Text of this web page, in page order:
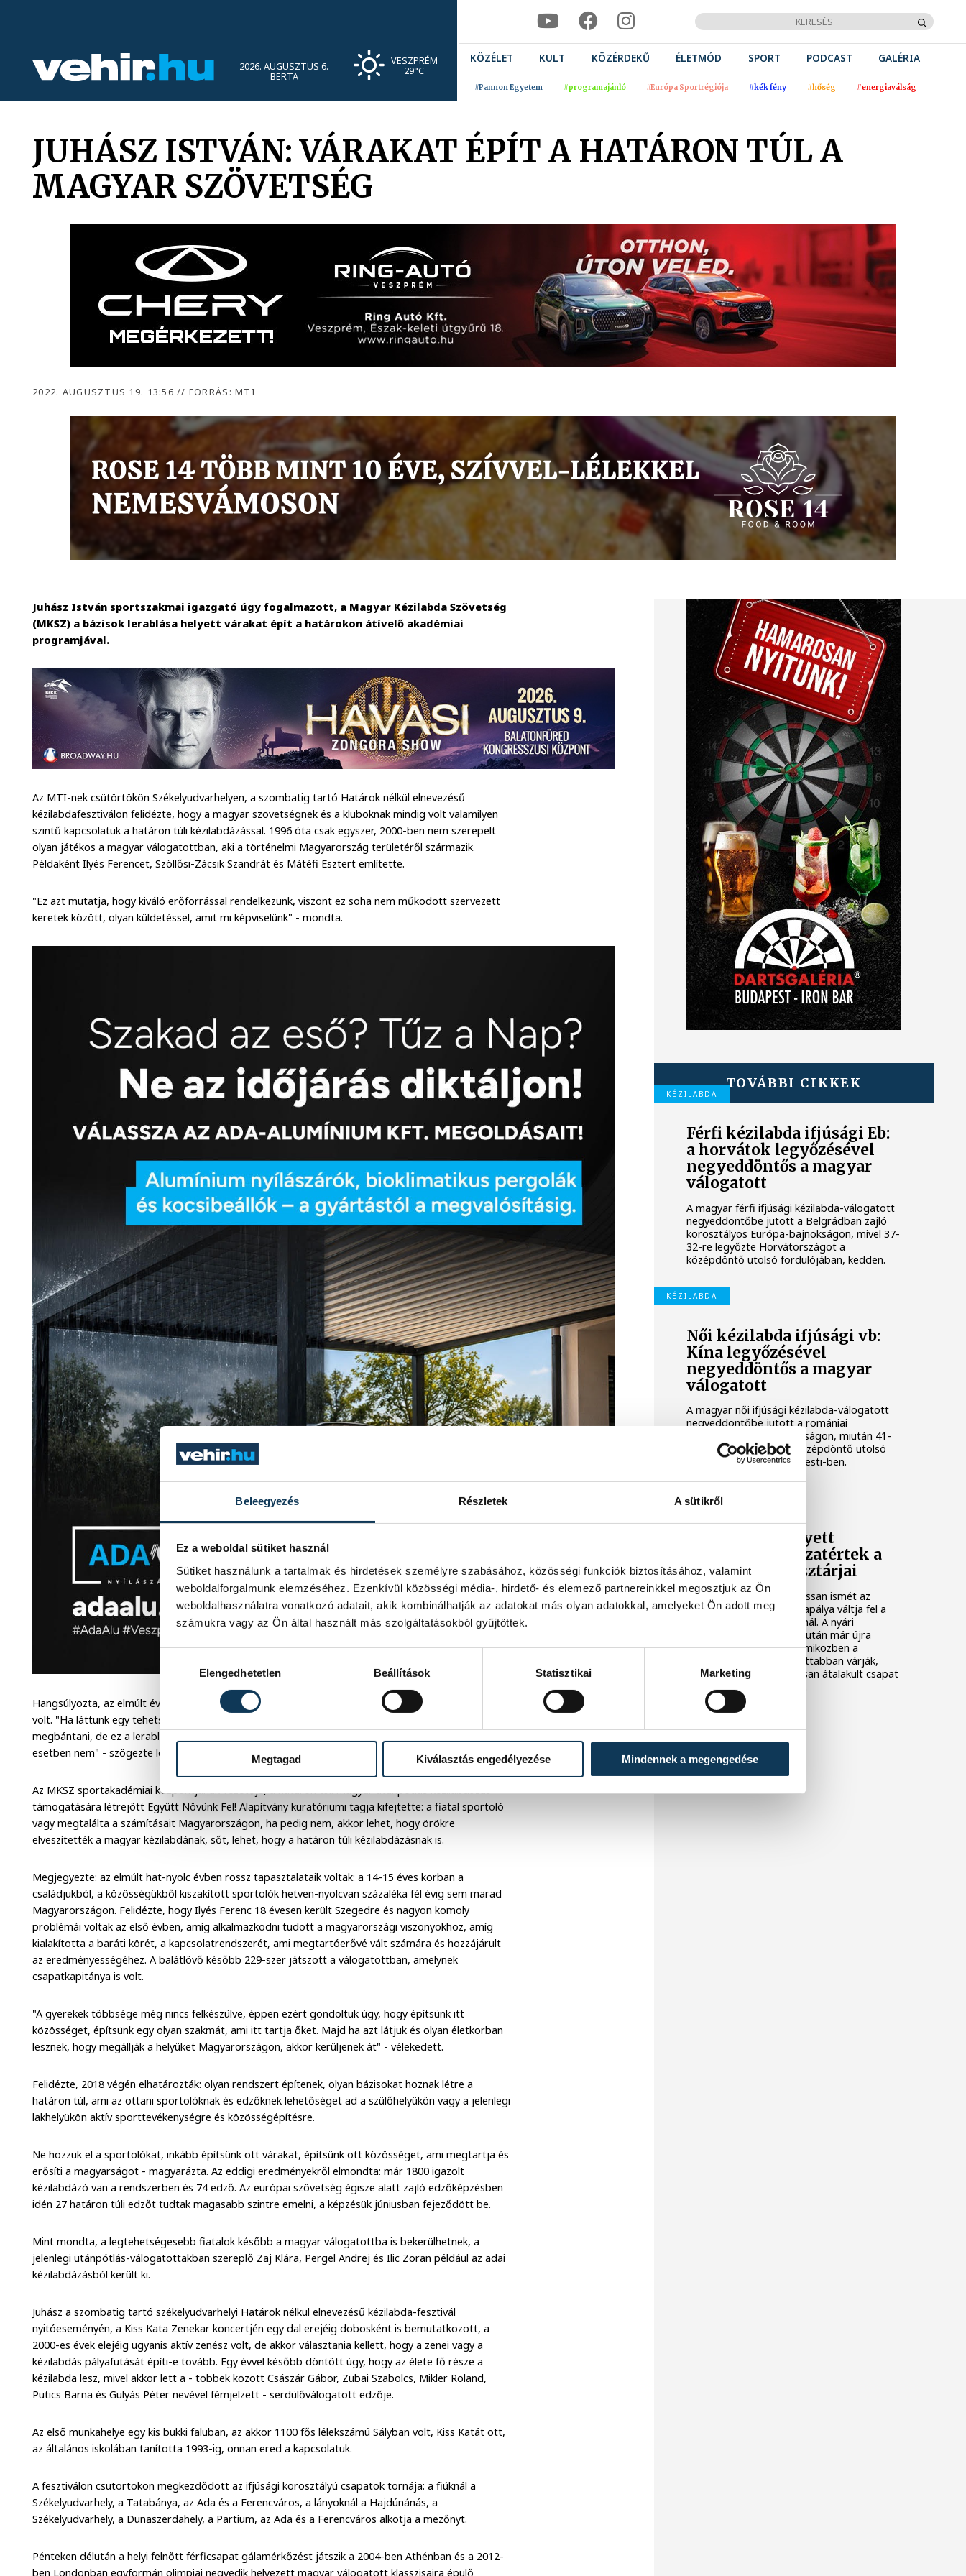
Beleegyezés Részletek A sütikről
Ez a weboldal sütiket használ
Sütiket használunk a tartalmak és hirdetések személyre szabásához, közösségi funkciók biztosításához, valamint
weboldalforgalmunk elemzéséhez. Ezenkívül közösségi média-, hirdető- és elemező partnereinkkel megosztjuk az Ön
weboldalhasználatra vonatkozó adatait, akik kombinálhatják az adatokat más olyan adatokkal, amelyeket Ön adott meg
számukra vagy az Ön által használt más szolgáltatásokból gyűjtöttek.
Elengedhetetlen
Beállítások Statisztikai Marketing
Megtagad Kiválasztás engedélyezése Mindennek a megengedése
2026. AUGUSZTUS 6.
BERTA
VESZPRÉM
29°C
KÖZÉLET KULT KÖZÉRDEKŰ ÉLETMÓD SPORT PODCAST GALÉRIA
#Pannon Egyetem #programajánló #Európa Sportrégiója #kék fény #hőség #energiaválság
JUHÁSZ ISTVÁN: VÁRAKAT ÉPÍT A HATÁRON TÚL A
MAGYAR SZÖVETSÉG
2022. AUGUSZTUS 19. 13:56// FORRÁS: MTI
Juhász István sportszakmai igazgató úgy fogalmazott, a Magyar Kézilabda Szövetség
(MKSZ) a bázisok lerablása helyett várakat épít a határokon átívelő akadémiai
programjával.
Az MTI-nek csütörtökön Székelyudvarhelyen, a szombatig tartó Határok nélkül elnevezésű
kézilabdafesztiválon felidézte, hogy a magyar szövetségnek és a kluboknak mindig volt valamilyen
szintű kapcsolatuk a határon túli kézilabdázással. 1996 óta csak egyszer, 2000-ben nem szerepelt
olyan játékos a magyar válogatottban, aki a történelmi Magyarország területéről származik.
Példaként Ilyés Ferencet, Szöllősi-Zácsik Szandrát és Mátéfi Esztert említette.
"Ez azt mutatja, hogy kiváló erőforrással rendelkezünk, viszont ez soha nem működött szervezett
keretek között, olyan küldetéssel, amit mi képviselünk" - mondta.
Hangsúlyozta, az elmúlt években a határon túli kézilabdázás felkarolása vagy támogatása egyirányú
volt. "Ha láttunk egy tehetséges gyereket, akkor elhoztuk Magyarországra. Senkit nem szeretnék
megbántani, de ez a lerablása volt a határon túli területeknek, ami sok esetben bejött, de sok
esetben nem" - szögezte le.
Az MKSZ sportakadémiai központjának vezetője, a határon túli magyar utánpótlás kézilabdázás
támogatására létrejött Együtt Növünk Fel! Alapítvány kuratóriumi tagja kifejtette: a fiatal sportoló
vagy megtalálta a számításait Magyarországon, ha pedig nem, akkor lehet, hogy örökre
elveszítették a magyar kézilabdának, sőt, lehet, hogy a határon túli kézilabdázásnak is.
Megjegyezte: az elmúlt hat-nyolc évben rossz tapasztalataik voltak: a 14-15 éves korban a
családjukból, a közösségükből kiszakított sportolók hetven-nyolcvan százaléka fél évig sem marad
Magyarországon. Felidézte, hogy Ilyés Ferenc 18 évesen került Szegedre és nagyon komoly
problémái voltak az első évben, amíg alkalmazkodni tudott a magyarországi viszonyokhoz, amíg
kialakította a baráti körét, a kapcsolatrendszerét, ami megtartóerővé vált számára és hozzájárult
az eredményességéhez. A balátlövő később 229-szer játszott a válogatottban, amelynek
csapatkapitánya is volt.
"A gyerekek többsége még nincs felkészülve, éppen ezért gondoltuk úgy, hogy építsünk itt
közösséget, építsünk egy olyan szakmát, ami itt tartja őket. Majd ha azt látjuk és olyan életkorban
lesznek, hogy megállják a helyüket Magyarországon, akkor kerüljenek át" - vélekedett.
Felidézte, 2018 végén elhatározták: olyan rendszert építenek, olyan bázisokat hoznak létre a
határon túl, ami az ottani sportolóknak és edzőknek lehetőséget ad a szülőhelyükön vagy a jelenlegi
lakhelyükön aktív sporttevékenységre és közösségépítésre.
Ne hozzuk el a sportolókat, inkább építsünk ott várakat, építsünk ott közösséget, ami megtartja és
erősíti a magyarságot - magyarázta. Az eddigi eredményekről elmondta: már 1800 igazolt
kézilabdázó van a rendszerben és 74 edző. Az európai szövetség égisze alatt zajló edzőképzésben
idén 27 határon túli edzőt tudtak magasabb szintre emelni, a képzésük júniusban fejeződött be.
Mint mondta, a legtehetségesebb fiatalok később a magyar válogatottba is bekerülhetnek, a
jelenlegi utánpótlás-válogatottakban szereplő Zaj Klára, Pergel Andrej és Ilic Zoran például az adai
kézilabdázásból került ki.
Juhász a szombatig tartó székelyudvarhelyi Határok nélkül elnevezésű kézilabda-fesztivál
nyitóeseményén, a Kiss Kata Zenekar koncertjén egy dal erejéig dobosként is bemutatkozott, a
2000-es évek elejéig ugyanis aktív zenész volt, de akkor választania kellett, hogy a zenei vagy a
kézilabdás pályafutását építi-e tovább. Egy évvel később döntött úgy, hogy az élete fő része a
kézilabda lesz, mivel akkor lett a - többek között Császár Gábor, Zubai Szabolcs, Mikler Roland,
Putics Barna és Gulyás Péter nevével fémjelzett - serdülőválogatott edzője.
Az első munkahelye egy kis bükki faluban, az akkor 1100 fős lélekszámú Sályban volt, Kiss Katát ott,
az általános iskolában tanította 1993-ig, onnan ered a kapcsolatuk.
A fesztiválon csütörtökön megkezdődött az ifjúsági korosztályú csapatok tornája: a fiúknál a
Székelyudvarhely, a Tatabánya, az Ada és a Ferencváros, a lányoknál a Hajdúnánás, a
Székelyudvarhely, a Dunaszerdahely, a Partium, az Ada és a Ferencváros alkotja a mezőnyt.
Pénteken délután a helyi felnőtt férficsapat gálamérkőzést játszik a 2004-ben Athénban és a 2012-
ben Londonban egyformán olimpiai negyedik helyezett magyar válogatott klasszisaira épülő
TOVÁBBI CIKKEK
KÉZILABDA
Férfi kézilabda ifjúsági Eb:
a horvátok legyőzésével
negyeddöntős a magyar
válogatott
A magyar férfi ifjúsági kézilabda-válogatott
negyeddöntőbe jutott a Belgrádban zajló
korosztályos Európa-bajnokságon, mivel 37-
32-re legyőzte Horvátországot a
középdöntő utolsó fordulójában, kedden.
KÉZILABDA
Női kézilabda ifjúsági vb:
Kína legyőzésével
negyeddöntős a magyar
válogatott
A magyar női ifjúsági kézilabda-válogatott
negyeddöntőbe jutott a romániai
korosztályos világbajnokságon, miután 41-
36-ra legyőzte Kínát a középdöntő utolsó
fordulójában, kedden Pitesti-ben.
KÉZILABDA
Tengerpart helyett
edzőterem: visszatértek a
One Veszprém sztárjai
A tengerparti pihenést lassan ismét az
edzőterem és a kézilabdapálya váltja fel a
One Veszprém játékosainál. A nyári
szabadság utolsó napjai után már újra
együtt dolgozik a keret, miközben a
szurkolók is egyre izgatottabban várják,
mire lesz képes az alaposan átalakult csapat
az előttünk álló idényben.